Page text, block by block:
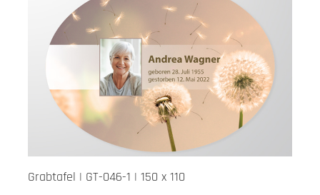
Grabtafel | GT-046-1 | 150 x 110